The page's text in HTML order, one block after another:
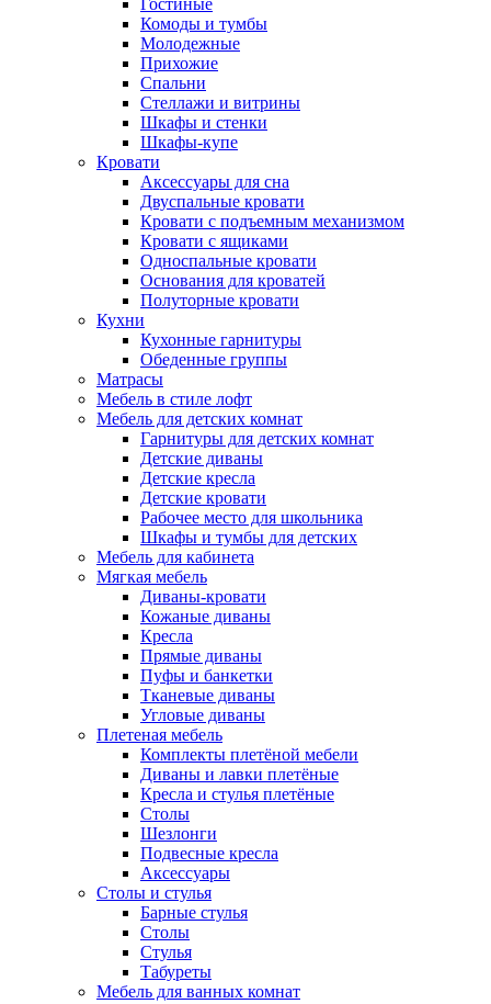
Гостиные
Комоды и тумбы
Молодежные
Прихожие
Спальни
Стеллажи и витрины
Шкафы и стенки
Шкафы-купе
Кровати
Аксессуары для сна
Двуспальные кровати
Кровати с подъемным механизмом
Кровати с ящиками
Односпальные кровати
Основания для кроватей
Полуторные кровати
Кухни
Кухонные гарнитуры
Обеденные группы
Матрасы
Мебель в стиле лофт
Мебель для детских комнат
Гарнитуры для детских комнат
Детские диваны
Детские кресла
Детские кровати
Рабочее место для школьника
Шкафы и тумбы для детских
Мебель для кабинета
Мягкая мебель
Диваны-кровати
Кожаные диваны
Кресла
Прямые диваны
Пуфы и банкетки
Тканевые диваны
Угловые диваны
Плетеная мебель
Комплекты плетёной мебели
Диваны и лавки плетёные
Кресла и стулья плетёные
Столы
Шезлонги
Подвесные кресла
Аксессуары
Столы и стулья
Барные стулья
Столы
Стулья
Табуреты
Мебель для ванных комнат